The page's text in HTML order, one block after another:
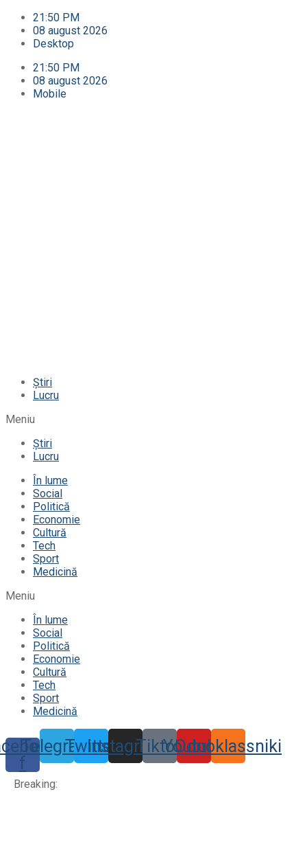
21:50 PM
08 august 2026
Desktop
21:50 PM
08 august 2026
Mobile
Știri
Lucru
Meniu
Știri
Lucru
În lume
Social
Politică
Economie
Cultură
Tech
Sport
Medicină
Meniu
În lume
Social
Politică
Economie
Cultură
Tech
Sport
Medicină
f
TelegramTwitter
Instagram
TiktokYoutube
Odnoklassniki
Breaking: